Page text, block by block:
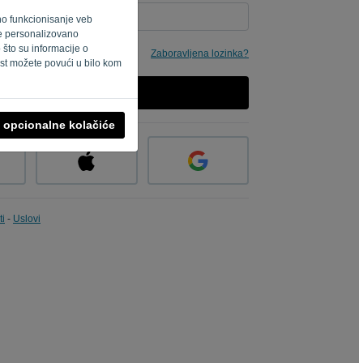
funkcionisanje veb
personalizovano
su informacije o
možete povući u bilo kom
opcionalne kolačiće
Zaboravljena lozinka?
- Uslovi